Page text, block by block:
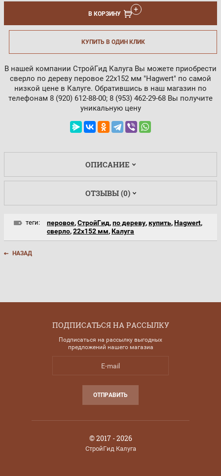
В КОРЗИНУ
КУПИТЬ В ОДИН КЛИК
В нашей компании СтройГид Калуга Вы можете приобрести
сверло по дереву перовое 22х152 мм "Hagwert" по самой
низкой цене в Калуге. Обратившись в наш магазин по
телефонам 8 (920) 612-88-00; 8 (953) 462-29-68 Вы получите
уникальную цену
ОПИСАНИЕ
ОТЗЫВЫ (0)
теги: перовое,СтройГид,по дереву,купить,Hagwert,
сверло,22х152 мм, Калуга
НАЗАД
ПОДПИСАТЬСЯ НА РАССЫЛКУ
Подписаться на рассылку выгодных
предложений нашего магазиа
ОТПРАВИТЬ
© 2017 - 2026
СтройГид Калуга